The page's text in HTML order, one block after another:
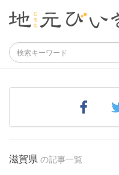
滋賀県 の記事一覧